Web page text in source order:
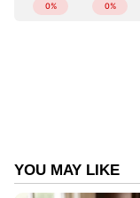
കൊയ്യുന്നത്
ക്രൂഡ് ഓയിൽ
മുകളിൽ